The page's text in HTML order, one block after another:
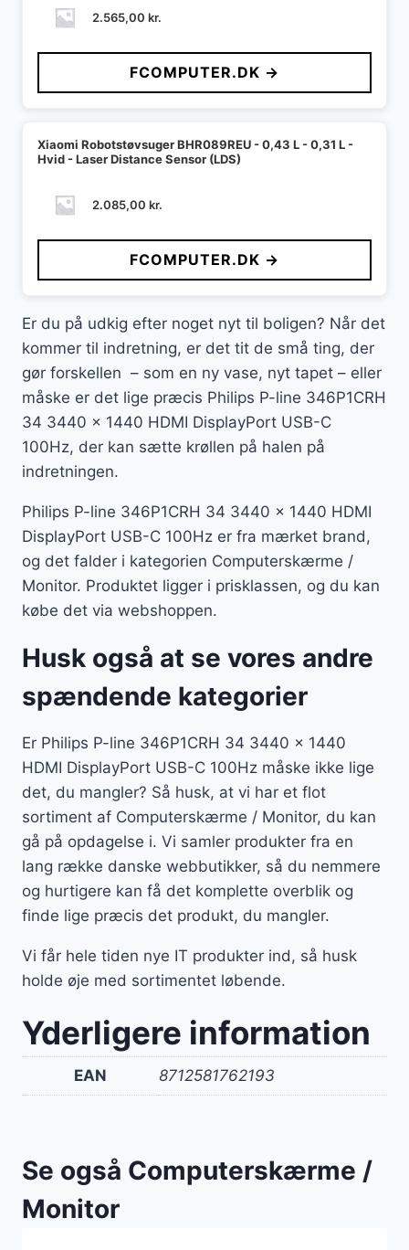
2.565,00 kr.
FCOMPUTER.DK →
Xiaomi Robotstøvsuger BHR089REU - 0,43 L - 0,31 L -
Hvid - Laser Distance Sensor (LDS)
2.085,00 kr.
FCOMPUTER.DK →
Er du på udkig efter noget nyt til boligen? Når det
kommer til indretning, er det tit de små ting, der
gør forskellen – som en ny vase, nyt tapet – eller
måske er det lige præcis Philips P-line 346P1CRH
34 3440 x 1440 HDMI DisplayPort USB-C
100Hz, der kan sætte krøllen på halen på
indretningen.
Philips P-line 346P1CRH 34 3440 x 1440 HDMI
DisplayPort USB-C 100Hz er fra mærket brand,
og det falder i kategorien Computerskærme /
Monitor. Produktet ligger i prisklassen, og du kan
købe det via webshoppen.
Husk også at se vores andre
spændende kategorier
Er Philips P-line 346P1CRH 34 3440 x 1440
HDMI DisplayPort USB-C 100Hz måske ikke lige
det, du mangler? Så husk, at vi har et flot
sortiment af Computerskærme / Monitor, du kan
gå på opdagelse i. Vi samler produkter fra en
lang række danske webbutikker, så du nemmere
og hurtigere kan få det komplette overblik og
finde lige præcis det produkt, du mangler.
Vi får hele tiden nye IT produkter ind, så husk
holde øje med sortimentet løbende.
Yderligere information
EAN 8712581762193
Se også Computerskærme /
Monitor